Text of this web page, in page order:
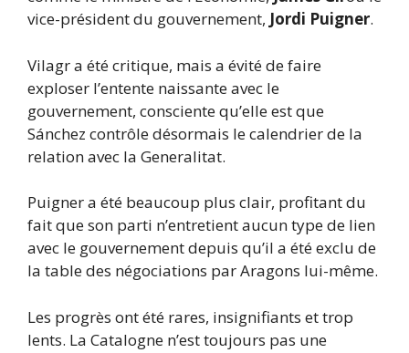
vice-président du gouvernement, Jordi Puigner.
Vilagr a été critique, mais a évité de faire
exploser l’entente naissante avec le
gouvernement, consciente qu’elle est que
Sánchez contrôle désormais le calendrier de la
relation avec la Generalitat.
Puigner a été beaucoup plus clair, profitant du
fait que son parti n’entretient aucun type de lien
avec le gouvernement depuis qu’il a été exclu de
la table des négociations par Aragons lui-même.
Les progrès ont été rares, insignifiants et trop
lents. La Catalogne n’est toujours pas une